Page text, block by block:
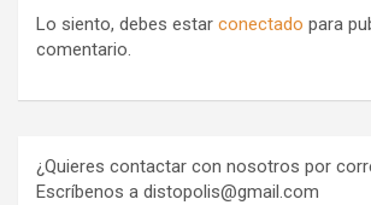
Lo siento, debes estar conectado para
comentario.
¿Quieres contactar con nosotros por
Escríbenos a distopolis@gmail.com